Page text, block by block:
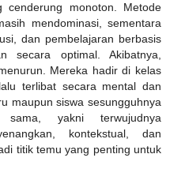
cenderung monoton. Metode
mendominasi, sementara
dan pembelajaran berbasis
secara optimal. Akibatnya,
Mereka hadir di kelas
terlibat secara mental dan
maupun siswa sesungguhnya
yakni terwujudnya
kontekstual, dan
titik temu yang penting untuk